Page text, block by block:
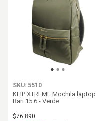
SKU: 5510
KLIP XTREME Mochila laptop
Bari 15.6 - Verde
$76.890